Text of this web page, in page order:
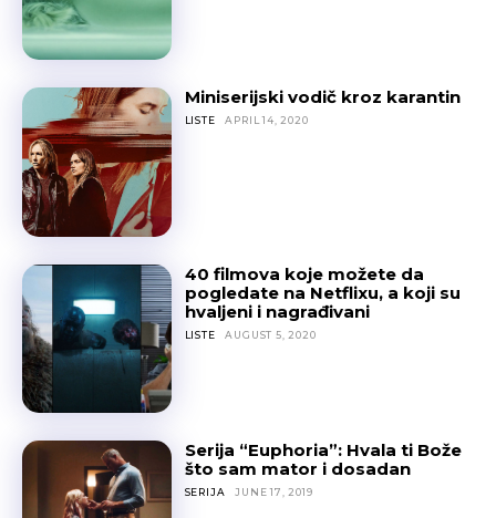
Miniserijski vodič kroz karantin
LISTE APRIL 14, 2020
40 filmova koje možete da
pogledate na Netflixu, a koji su
hvaljeni i nagrađivani
LISTE AUGUST 5, 2020
Serija “Euphoria”: Hvala ti Bože
što sam mator i dosadan
SERIJA JUNE 17, 2019